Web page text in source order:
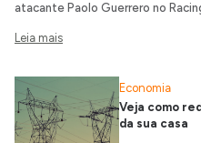
atacante Paolo Guerrero no
Leia mais
Economia
Veja como
da sua casa